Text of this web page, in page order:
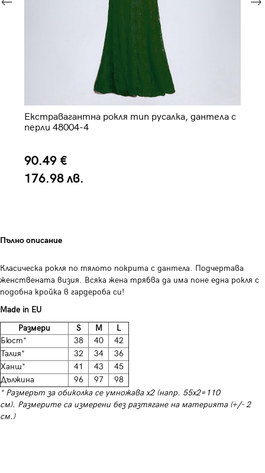
Екстравагантна рокля тип русалка, дантела с
перли 48004-4
90.49 €
176.98 лв.
Пълно описание
Класическа рокля по тялото покрита с дантела. Подчертава
женствената визия. Всяка жена трябва да има поне една рокля с
подобна кройка в гардероба си!
Made in EU
Размери
S M
L
Бюст*
38 40
42
Талия*
32 34
36
Ханш*
41 43
45
Дължина
96 97
98
* Размерът за обиколка се умножава х2 (напр. 55х2=110
см). Размерите са измерени без разтягане на материята (+/- 2
см.)